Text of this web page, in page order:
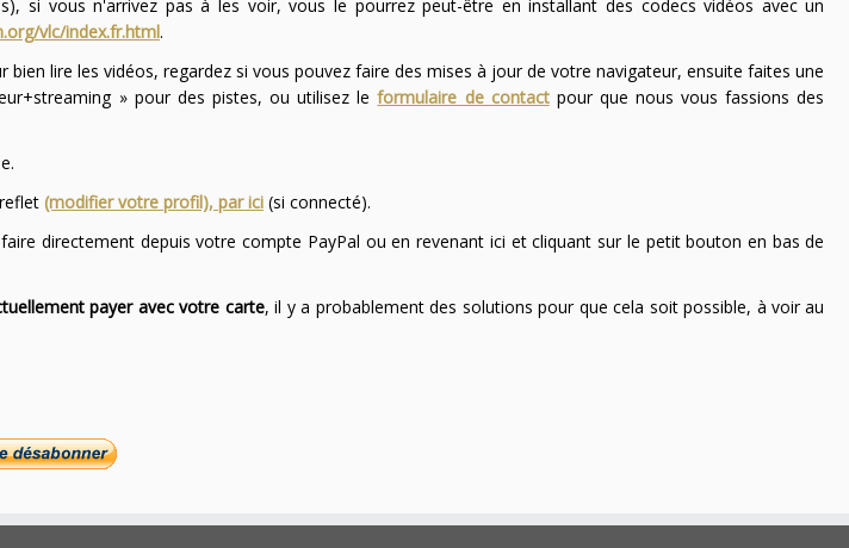
si vous n'arrivez pas à les voir, vous le pourrez peut-être en installant des codecs vidéos avec un
vlc/index.fr.html.
lire les vidéos, regardez si vous pouvez faire des mises à jour de votre navigateur, ensuite faites une
» pour des pistes, ou utilisez leformulaire de contactpour que nous vous fassions des
(modifier votre profil), par ici(si connecté).
directement depuis votre compte PayPal ou en revenant ici et cliquant sur le petit bouton en bas de
payer avec votre carte, il y a probablement des solutions pour que cela soit possible, à voir au